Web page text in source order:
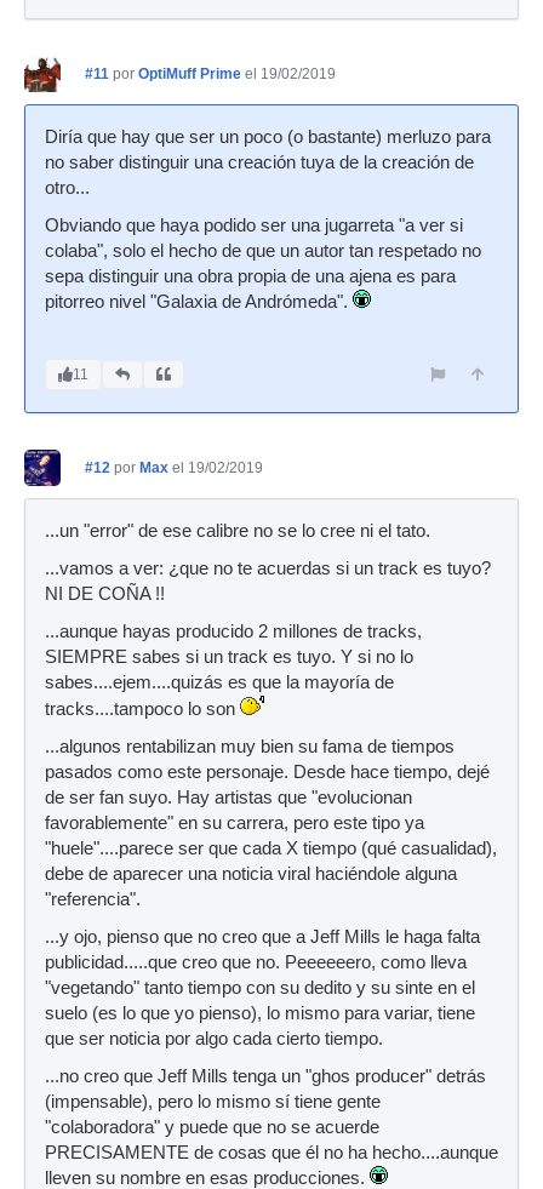
#11 por OptiMuff Prime el 19/02/2019
Diría que hay que ser un poco (o bastante) merluzo para
no saber distinguir una creación tuya de la creación de
otro...
Obviando que haya podido ser una jugarreta "a ver si
colaba", solo el hecho de que un autor tan respetado no
sepa distinguir una obra propia de una ajena es para
pitorreo nivel "Galaxia de Andrómeda".
11
#12 por Max el 19/02/2019
...un "error" de ese calibre no se lo cree ni el tato.
...vamos a ver: ¿que no te acuerdas si un track es tuyo?
NI DE COÑA !!
...aunque hayas producido 2 millones de tracks,
SIEMPRE sabes si un track es tuyo. Y si no lo
sabes....ejem....quizás es que la mayoría de
tracks....tampoco lo son
...algunos rentabilizan muy bien su fama de tiempos
pasados como este personaje. Desde hace tiempo, dejé
de ser fan suyo. Hay artistas que "evolucionan
favorablemente" en su carrera, pero este tipo ya
"huele"....parece ser que cada X tiempo (qué casualidad),
debe de aparecer una noticia viral haciéndole alguna
"referencia".
...y ojo, pienso que no creo que a Jeff Mills le haga falta
publicidad.....que creo que no. Peeeeeero, como lleva
"vegetando" tanto tiempo con su dedito y su sinte en el
suelo (es lo que yo pienso), lo mismo para variar, tiene
que ser noticia por algo cada cierto tiempo.
...no creo que Jeff Mills tenga un "ghos producer" detrás
(impensable), pero lo mismo sí tiene gente
"colaboradora" y puede que no se acuerde
PRECISAMENTE de cosas que él no ha hecho....aunque
lleven su nombre en esas producciones.